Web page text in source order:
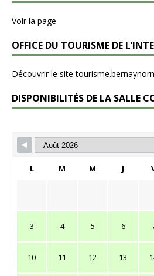
Voir la page
OFFICE DU TOURISME DE
Découvrir le site
DISPONIBILITÉS DE LA SALLE
L M M J
3 4 5 6
10 11 12 13